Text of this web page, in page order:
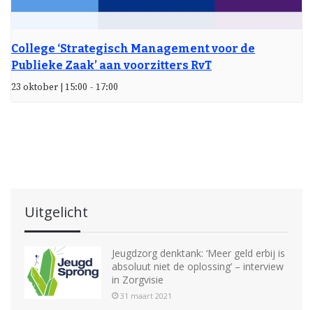
College ‘Strategisch Management voor de
Publieke Zaak’ aan voorzitters RvT
23 oktober | 15:00 - 17:00
Uitgelicht
Jeugdzorg denktank: ‘Meer geld erbij is
absoluut niet de oplossing’ – interview
in Zorgvisie
31 maart 2021